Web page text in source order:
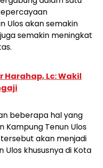
Ulos akan semakin
semakin meningkat
Harahap, Lc: Wakil
beberapa hal yang
Kampung Tenun Ulos
akan menjadi
khususnya di Kota